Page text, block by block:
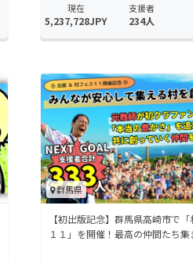
現在
5,237,728JPY
支援者
234人
群馬県
【初出版記念】群馬県高崎市で「
１１」を開催！最高の仲間たち集